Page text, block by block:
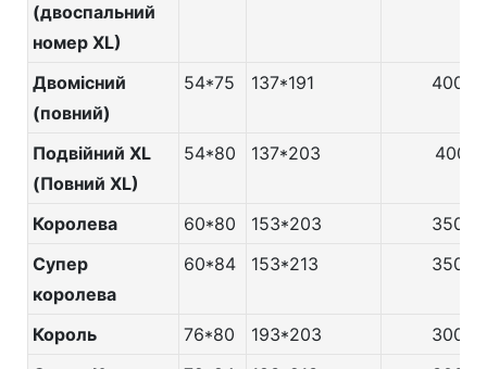
(двоспальний
номер XL)
Двомісний
(повний)
54*75 137*191 400
Подвійний XL
(Повний XL)
54*80 137*203 400
Королева 60*80 153*203
350
Супер
королева
60*84 153*213 350
Король 76*80 193*203
300